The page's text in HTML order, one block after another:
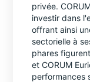
privée.
investir dans
offrant ainsi
sectorielle à
phares
et CORUM
performances